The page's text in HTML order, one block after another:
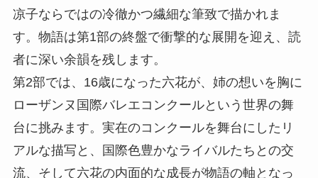
凉子ならではの冷徹かつ繊細な筆致で描かれま
す。物語は第1部の終盤で衝撃的な展開を迎え、読
者に深い余韻を残します。
第2部では、16歳になった六花が、姉の想いを胸に
ローザンヌ国際バレエコンクールという世界の舞
台に挑みます。実在のコンクールを舞台にしたリ
アルな描写と、国際色豊かなライバルたちとの交
流、そして六花の内面的な成長が物語の軸となっ